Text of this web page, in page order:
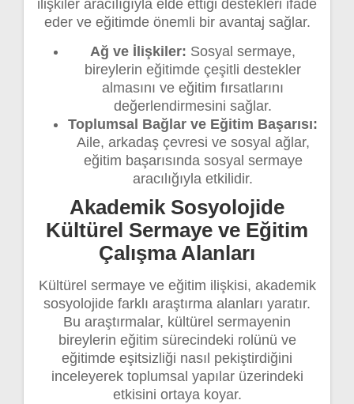
ilişkiler aracılığıyla elde ettiği destekleri ifade
eder ve eğitimde önemli bir avantaj sağlar.
Ağ ve İlişkiler: Sosyal sermaye,
bireylerin eğitimde çeşitli destekler
almasını ve eğitim fırsatlarını
değerlendirmesini sağlar.
Toplumsal Bağlar ve Eğitim Başarısı:
Aile, arkadaş çevresi ve sosyal ağlar,
eğitim başarısında sosyal sermaye
aracılığıyla etkilidir.
Akademik Sosyolojide
Kültürel Sermaye ve Eğitim
Çalışma Alanları
Kültürel sermaye ve eğitim ilişkisi, akademik
sosyolojide farklı araştırma alanları yaratır.
Bu araştırmalar, kültürel sermayenin
bireylerin eğitim sürecindeki rolünü ve
eğitimde eşitsizliği nasıl pekiştirdiğini
inceleyerek toplumsal yapılar üzerindeki
etkisini ortaya koyar.